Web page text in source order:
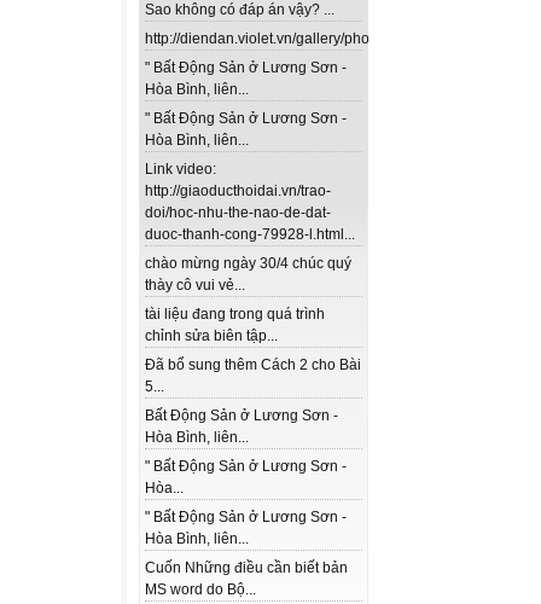
Sao không có đáp án vậy? ...
http://diendan.violet.vn/gallery/photos/302...
" Bất Động Sản ở Lương Sơn -
Hòa Bình, liên...
" Bất Động Sản ở Lương Sơn -
Hòa Bình, liên...
Link video:
http://giaoducthoidai.vn/trao-
doi/hoc-nhu-the-nao-de-dat-
duoc-thanh-cong-79928-l.html...
chào mừng ngày 30/4 chúc quý
thày cô vui vẻ...
tài liệu đang trong quá trình
chỉnh sửa biên tập...
Đã bổ sung thêm Cách 2 cho Bài
5...
Bất Động Sản ở Lương Sơn -
Hòa Bình, liên...
" Bất Động Sản ở Lương Sơn -
Hòa...
" Bất Động Sản ở Lương Sơn -
Hòa Bình, liên...
Cuốn Những điều cần biết bản
MS word do Bộ...